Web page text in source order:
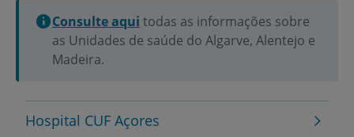
Consulte aqui todas as informações sobre
as Unidades de saúde do Algarve, Alentejo e
Madeira.
Hospital CUF Açores